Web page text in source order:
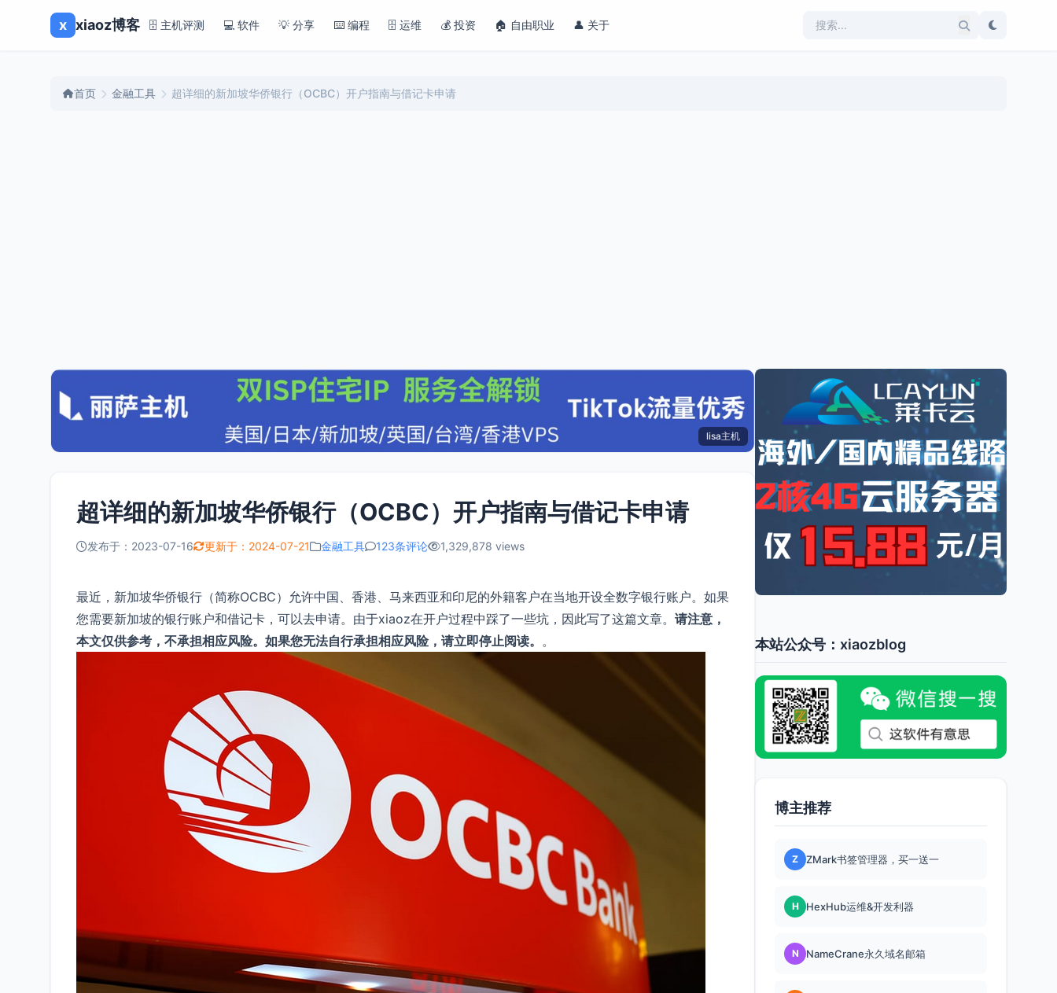
x xiaoz博客 🗄️ 主机评测 💻 软件 💡 分享 ⌨️ 编程 🗄️ 运维 💰 投资 🏠 自由职业 👤 关于
首页 金融工具 超详细的新加坡华侨银行（OCBC）开户指南与借记卡申请
lisa主机
超详细的新加坡华侨银行（OCBC）开户指南与借记卡申请
发布于：2023-07-16 更新于：2024-07-21 金融工具 123条评论 1,329,878 views
最近，新加坡华侨银行（简称OCBC）允许中国、香港、马来西亚和印尼的外籍客户在当地开设全数字银行账户。如果
您需要新加坡的银行账户和借记卡，可以去申请。由于xiaoz在开户过程中踩了一些坑，因此写了这篇文章。 请注意，
本文仅供参考，不承担相应风险。如果您无法自行承担相应风险，请立即停止阅读。 。 本站公众号：xiaozblog
博主推荐
Z ZMark书签管理器，买一送一
H HexHub运维&开发利器
N NameCrane永久域名邮箱